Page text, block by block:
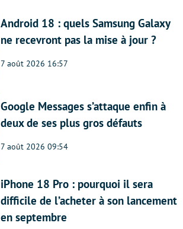
Android 18 : quels Samsung Galaxy
ne recevront pas la mise à jour ?
7 août 2026 16:57
Google Messages s’attaque enfin à
deux de ses plus gros défauts
7 août 2026 09:54
iPhone 18 Pro : pourquoi il sera
difficile de l’acheter à son lancement
en septembre